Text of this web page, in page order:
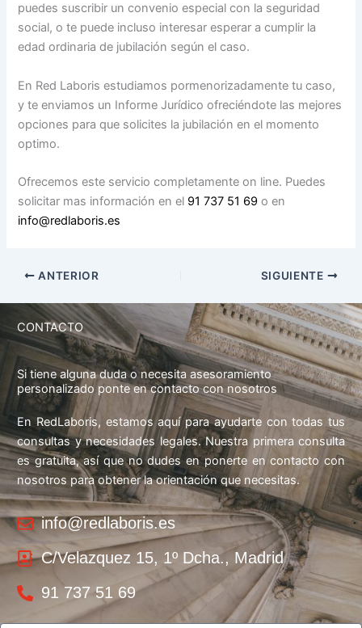
puedes suscribir un convenio especial con la seguridad
social, o te puede incluso interesar esperar a cumplir la
edad ordinaria de jubilación según el caso.
En Red Laboris estudiamos pormenorizadamente tu caso,
y te enviamos un Informe Jurídico ofreciéndote las mejores
opciones para que solicites la jubilación en el momento
optimo.
Ofrecemos este servicio completamente on line. Puedes
solicitar mas información en el 91 737 51 69 o en
info@redlaboris.es
ANTERIOR SIGUIENTE
CONTACTO
Si tiene alguna duda o necesita asesoramiento
personalizado ponte en contacto con nosotros
En RedLaboris, estamos aquí para ayudarte con todas tus
consultas y necesidades legales. Nuestra primera consulta
es gratuita, así que no dudes en ponerte en contacto con
nosotros para obtener la orientación que necesitas.
info@redlaboris.es
C/Velazquez 15, 1º Dcha., Madrid
91 737 51 69